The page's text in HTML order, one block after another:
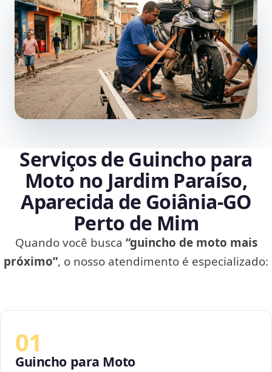
Serviços de Guincho para
Moto no Jardim Paraíso,
Aparecida de Goiânia‑GO
Perto de Mim
Quando você busca “guincho de moto mais
próximo”, o nosso atendimento é especializado:
01
Guincho para Moto